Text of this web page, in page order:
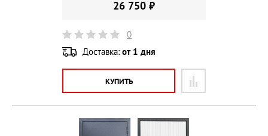
26 750 ₽
0
Доставка: от 1 дня
КУПИТЬ